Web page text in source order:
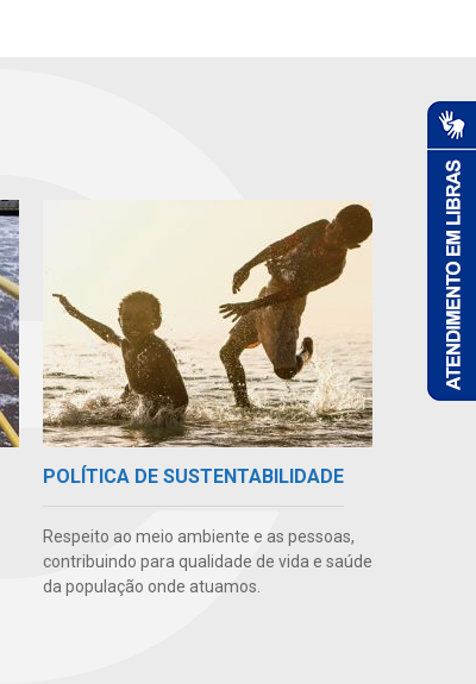
POLÍTICA DE SUSTENTABILIDADE
Respeito ao meio ambiente e as pessoas,
contribuindo para qualidade de vida e saúde
da população onde atuamos.